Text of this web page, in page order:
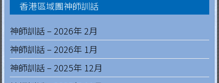
o
n
g
K
香港區域團神師訓話
神師訓話 – 2026年 2月
神師訓話 – 2026年 1月
神師訓話 – 2025年 12月